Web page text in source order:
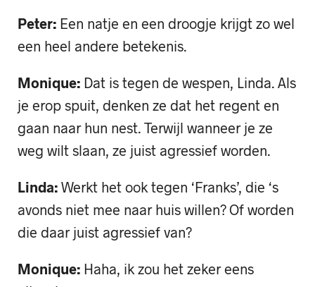
Peter: Een natje en een droogje krijgt zo wel
een heel andere betekenis.
Monique: Dat is tegen de wespen, Linda. Als
je erop spuit, denken ze dat het regent en
gaan naar hun nest. Terwijl wanneer je ze
weg wilt slaan, ze juist agressief worden.
Linda: Werkt het ook tegen ‘Franks’, die ‘s
avonds niet mee naar huis willen? Of worden
die daar juist agressief van?
Monique: Haha, ik zou het zeker eens